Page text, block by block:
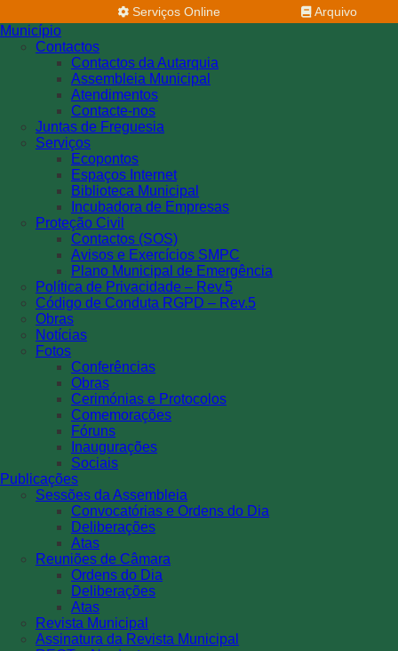
Serviços Online Arquivo
Município
Contactos
Contactos da Autarquia
Assembleia Municipal
Atendimentos
Contacte-nos
Juntas de Freguesia
Serviços
Ecopontos
Espaços Internet
Biblioteca Municipal
Incubadora de Empresas
Proteção Civil
Contactos (SOS)
Avisos e Exercícios SMPC
Plano Municipal de Emergência
Política de Privacidade – Rev.5
Código de Conduta RGPD – Rev.5
Obras
Notícias
Fotos
Conferências
Obras
Cerimónias e Protocolos
Comemorações
Fóruns
Inaugurações
Sociais
Publicações
Sessões da Assembleia
Convocatórias e Ordens do Dia
Deliberações
Atas
Reuniões de Câmara
Ordens do Dia
Deliberações
Atas
Revista Municipal
Assinatura da Revista Municipal